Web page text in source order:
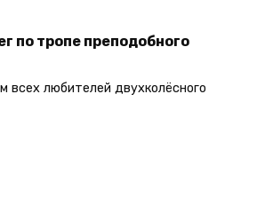
по тропе преподобного
всех любителей двухколёсного